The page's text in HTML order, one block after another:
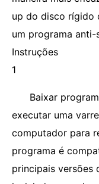
up do disco rígido
um programa
Instruções
1
Baixar
executar uma
computador para
programa é
principais versões